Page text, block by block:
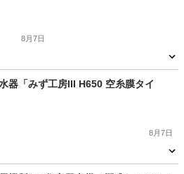
8月7日
駅 その他
器「みず工房III H650 空糸膜タイ
8月7日